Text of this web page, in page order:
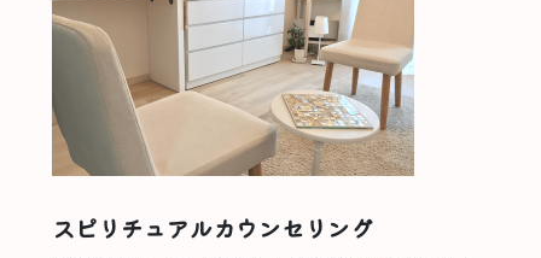
スピリチュアルカウンセリング